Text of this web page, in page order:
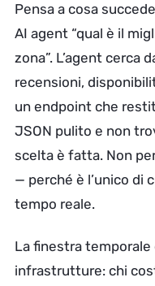
Pensa a cosa
AI agent “qual è il
zona”. L’agent cerca
recensioni,
un endpoint che
JSON pulito e non
scelta è fatta. Non
— perché è l’unico di
tempo reale.
La finestra
infrastrutture: chi